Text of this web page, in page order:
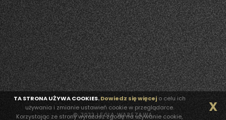
© 2022 LEGIA WARSZAWA
TA STRONA UŻYWA COOKIES.Dowiedz się więcejo celu ich
używania i zmianie ustawień cookie w przeglądarce.
Korzystając ze strony wyrażasz zgodę na używanie cookie,
X